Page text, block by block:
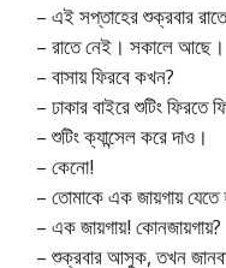
– এই সপ্তাহের শুক্রবার
– রাতে নেই। সকালে আছে।
– বাসায় ফিরবে কখন?
– ঢাকার বাইরে শুটিং ফিরতে
– শুটিং ক্যান্সেল করে দাও।
– কেনো!
– তোমাকে এক জায়গায় যেতে
– এক জায়গায়! কোনজায়গায়?
– শুক্রবার আসুক, তখন